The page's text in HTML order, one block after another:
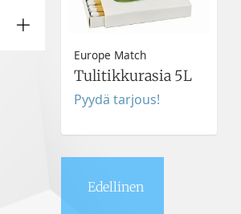
Europe Match
Tulitikkurasia 5L
Pyydä tarjous!
Edellinen